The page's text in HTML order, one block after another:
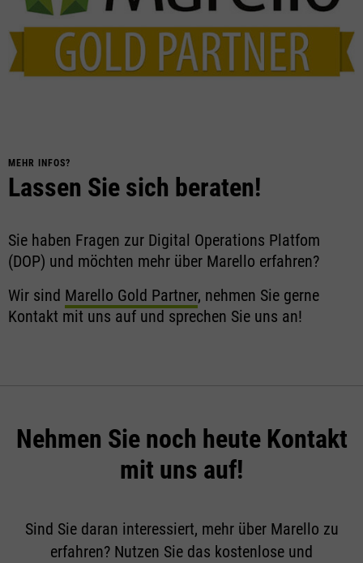
MEHR INFOS?
Lassen Sie sich beraten!
Sie haben Fragen zur Digital Operations Platfom
(DOP) und möchten mehr über Marello erfahren?
Wir sind Marello Gold Partner, nehmen Sie gerne
Kontakt mit uns auf und sprechen Sie uns an!
Nehmen Sie noch heute Kontakt
mit uns auf!
Sind Sie daran interessiert, mehr über Marello zu
erfahren? Nutzen Sie das kostenlose und